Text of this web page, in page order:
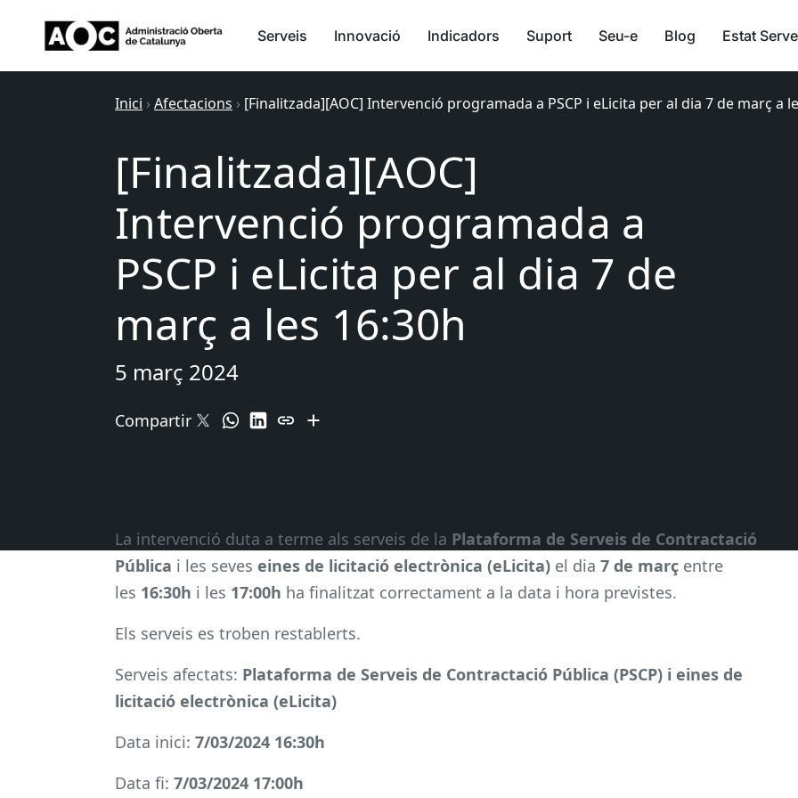
Serveis Innovació Indicadors Suport Seu-e Blog Estat
Inici › Afectacions › [Finalitzada][AOC] Intervenció programada a PSCP i eLicita per al dia 7 de març a
[Finalitzada][AOC]
Intervenció programada a
PSCP i eLicita per al dia 7 de
març a les 16:30h
5 març 2024
Compartir
La intervenció duta a terme als serveis de la Plataforma de Serveis de Contractació
Pública i les seves eines de licitació electrònica (eLicita) el dia 7 de març entre
les 16:30h i les 17:00h ha finalitzat correctament a la data i hora previstes.
Els serveis es troben restablerts.
Serveis afectats: Plataforma de Serveis de Contractació Pública (PSCP) i eines de
licitació electrònica (eLicita)
Data inici: 7/03/2024 16:30h
Data fi: 7/03/2024 17:00h